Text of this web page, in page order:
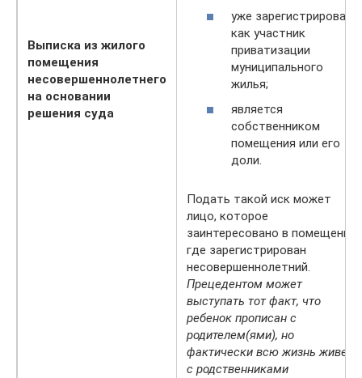
Выписка из жилого
помещения
несовершеннолетнего
на основании
решения суда
уже зарегистрирован
как участник
приватизации
муниципального
жилья;
является
собственником
помещения или его
доли.
Подать такой иск может
лицо, которое
заинтересовано в помещении,
где зарегистрирован
несовершеннолетний.
Прецедентом может
выступать тот факт, что
ребенок прописан с
родителем(ями), но
фактически всю жизнь живет
с родственниками